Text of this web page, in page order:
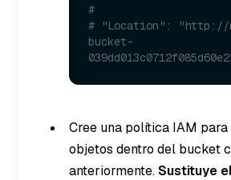
#
# "Location": "http://
bucket-
Cree una política IAM
objetos dentro del bucket
anteriormente.Sustituye